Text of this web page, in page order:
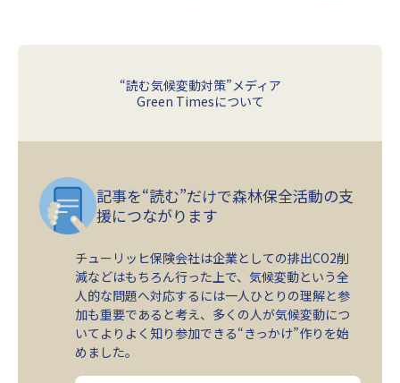
“読む気候変動対策”メディア
Green Timesについて
記事を“読む”だけで森林保全活動の支
援につながります
チューリッヒ保険会社は企業としての排出CO2削
減などはもちろん行った上で、気候変動という全
人的な問題へ対応するには一人ひとりの理解と参
加も重要であると考え、多くの人が気候変動につ
いてよりよく知り参加できる“きっかけ”作りを始
めました。